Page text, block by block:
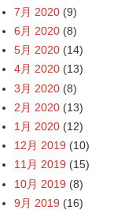
7月 2020 (9)
6月 2020 (8)
5月 2020 (14)
4月 2020 (13)
3月 2020 (8)
2月 2020 (13)
1月 2020 (12)
12月 2019 (10)
11月 2019 (15)
10月 2019 (8)
9月 2019 (16)